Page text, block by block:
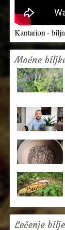
Kantarion -
Moćne
Lečenje